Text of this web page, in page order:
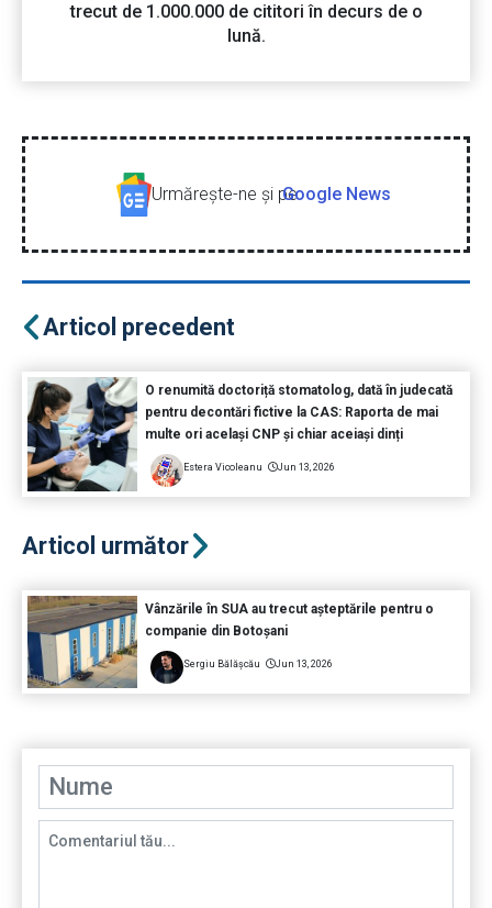
trecut de 1.000.000 de cititori în decurs de o
lună.
Urmăreşte-ne şi peGoogle News
Articol precedent
O renumită doctoriță stomatolog, dată în judecată
pentru decontări fictive la CAS: Raporta de mai
multe ori același CNP și chiar aceiași dinți
Estera Vicoleanu Jun 13, 2026
Articol următor
Vânzările în SUA au trecut așteptările pentru o
companie din Botoșani
Sergiu Bălășcău Jun 13, 2026